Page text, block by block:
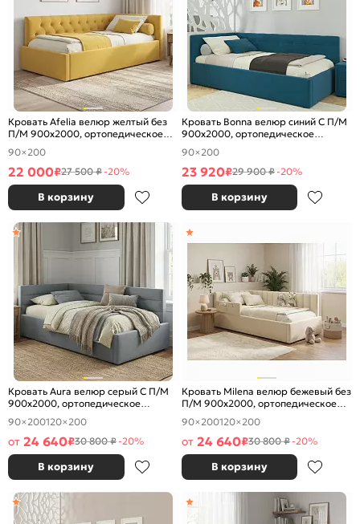
Кровать Afelia велюр желтый без
П/М 900x2000, ортопедическое
основание, изголовье мягкое
90×200
22 000₽27 500 ₽-20%
В корзину
Кровать Bonna велюр синий С П/М
900x2000, ортопедическое
основание, изголовье мягкое
90×200
23 920₽29 900 ₽-20%
В корзину
Кровать Aura велюр серый С П/М
900x2000, ортопедическое
основание, изголовье мягкое
90×200120×200
от 24 640₽30 800 ₽-20%
В корзину
Кровать Milena велюр бежевый без
П/М 900x2000, ортопедическое
основание, изголовье мягкое
90×200120×200
от 24 640₽30 800 ₽-20%
В корзину